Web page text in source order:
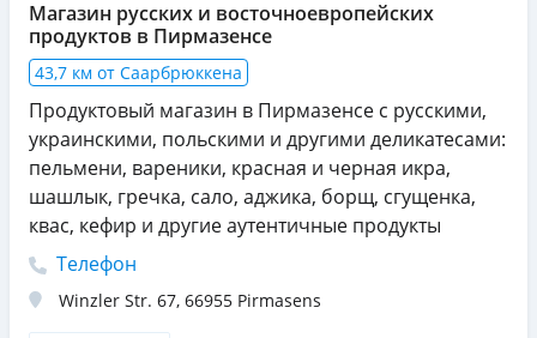
Магазин русских и восточноевропейских
продуктов в Пирмазенсе
43,7 км от Саарбрюккена
Продуктовый магазин в Пирмазенсе с русскими,
украинскими, польскими и другими деликатесами:
пельмени, вареники, красная и черная икра,
шашлык, гречка, сало, аджика, борщ, сгущенка,
квас, кефир и другие аутентичные продукты
Телефон
Winzler Str. 67, 66955 Pirmasens